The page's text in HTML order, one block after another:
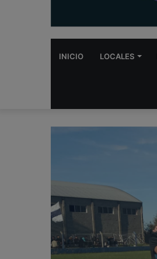
INICIO LOCALES